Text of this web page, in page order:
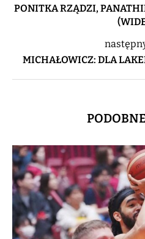
PONITKA RZĄDZI,
MICHAŁOWICZ: DLA